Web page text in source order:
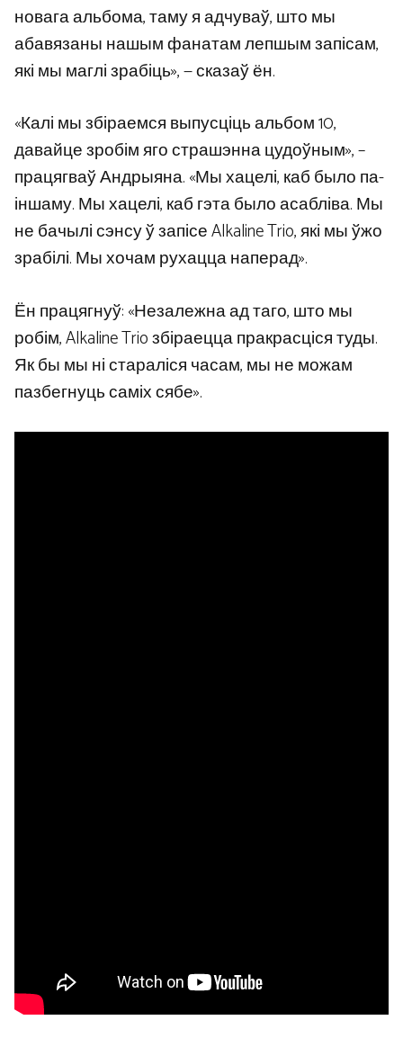
новага альбома, таму я адчуваў, што мы
абавязаны нашым фанатам лепшым запісам,
які мы маглі зрабіць», — сказаў ён.
«Калі мы збіраемся выпусціць альбом 10,
давайце зробім яго страшэнна цудоўным», –
працягваў Андрыяна. «Мы хацелі, каб было па-
іншаму. Мы хацелі, каб гэта было асабліва. Мы
не бачылі сэнсу ў запісе Alkaline Trio, які мы ўжо
зрабілі. Мы хочам рухацца наперад».
Ён працягнуў: «Незалежна ад таго, што мы
робім, Alkaline Trio збіраецца пракрасціся туды.
Як бы мы ні стараліся часам, мы не можам
пазбегнуць саміх сябе».